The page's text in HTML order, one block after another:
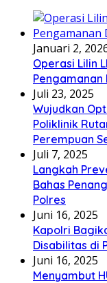
Januari 2,
Operasi Lilin
Pengamanan
Juli 23, 2025
Wujudkan
Poliklinik
Perempuan
Juli 7, 2025
Langkah
Bahas
Polres
Juni 16, 2025
Kapolri
Disabilitas di
Juni 16, 2025
Menyambut